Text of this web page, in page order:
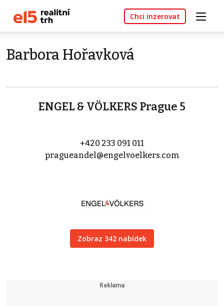
Chci inzerovat
Barbora Hořavková
ENGEL & VÖLKERS Prague 5
+420 233 091 011
pragueandel@engelvoelkers.com
Zobraz 342 nabídek